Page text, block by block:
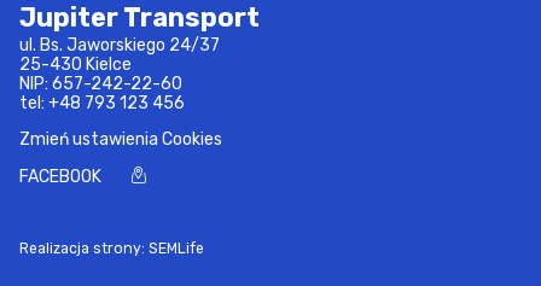
Jupiter Transport
ul. Bs. Jaworskiego 24/37
25-430 Kielce
NIP: 657-242-22-60
tel: +48 793 123 456
Zmień ustawienia Cookies
FACEBOOK
Realizacja strony: SEMLife